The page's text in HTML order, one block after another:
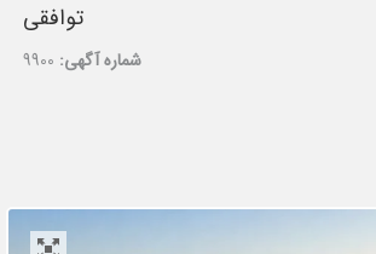
توافقی
شماره آگهی: 9900